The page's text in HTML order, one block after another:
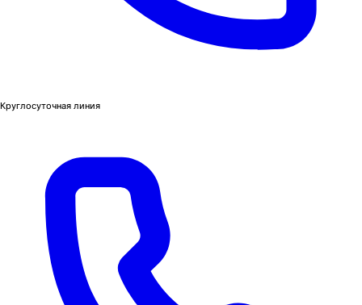
Круглосуточная линия